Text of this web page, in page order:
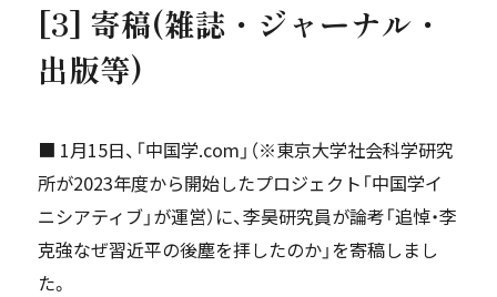
[3] 寄稿(雑誌・ジャーナル・
出版等)
■ 1月15日、「中国学.com」（※東京大学社会科学研究
所が2023年度から開始したプロジェクト「中国学イ
ニシアティブ」が運営）に、李昊研究員が論考「追悼・李
克強――なぜ習近平の後塵を拝したのか」を寄稿しまし
た。